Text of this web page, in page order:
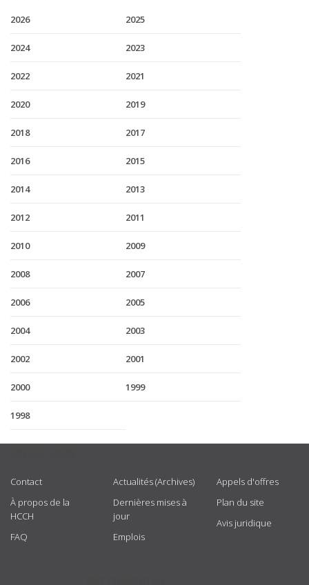
2026 2025
2024 2023
2022 2021
2020 2019
2018 2017
2016 2015
2014 2013
2012 2011
2010 2009
2008 2007
2006 2005
2004 2003
2002 2001
2000 1999
1998
Contact
À propos de la
HCCH
FAQ
Actualités (Archives)
Dernières mises à
jour
Emplois
Appels d'offres
Plan du site
Avis juridique